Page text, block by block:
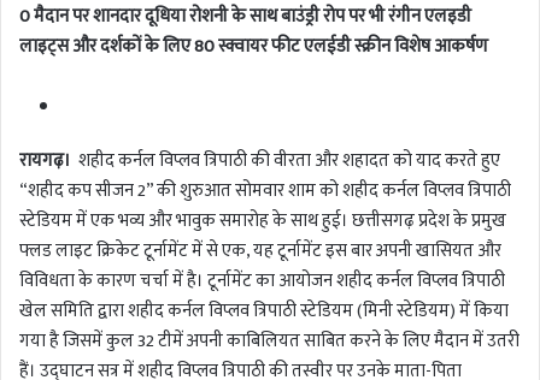
0 मैदान पर शानदार दूधिया रोशनी के साथ बाउंड्री रोप पर भी रंगीन एलइडी
लाइट्स और दर्शकों के लिए 80 स्क्वायर फीट एलईडी स्क्रीन विशेष आकर्षण
रायगढ़। शहीद कर्नल विप्लव त्रिपाठी की वीरता और शहादत को याद करते हुए
“शहीद कप सीजन 2” की शुरुआत सोमवार शाम को शहीद कर्नल विप्लव त्रिपाठी
स्टेडियम में एक भव्य और भावुक समारोह के साथ हुई। छत्तीसगढ़ प्रदेश के प्रमुख
फ्लड लाइट क्रिकेट टूर्नामेंट में से एक, यह टूर्नामेंट इस बार अपनी खासियत और
विविधता के कारण चर्चा में है। टूर्नामेंट का आयोजन शहीद कर्नल विप्लव त्रिपाठी
खेल समिति द्वारा शहीद कर्नल विप्लव त्रिपाठी स्टेडियम (मिनी स्टेडियम) में किया
गया है जिसमें कुल 32 टीमें अपनी काबिलियत साबित करने के लिए मैदान में उतरी
हैं। उद्घाटन सत्र में शहीद विप्लव त्रिपाठी की तस्वीर पर उनके माता-पिता